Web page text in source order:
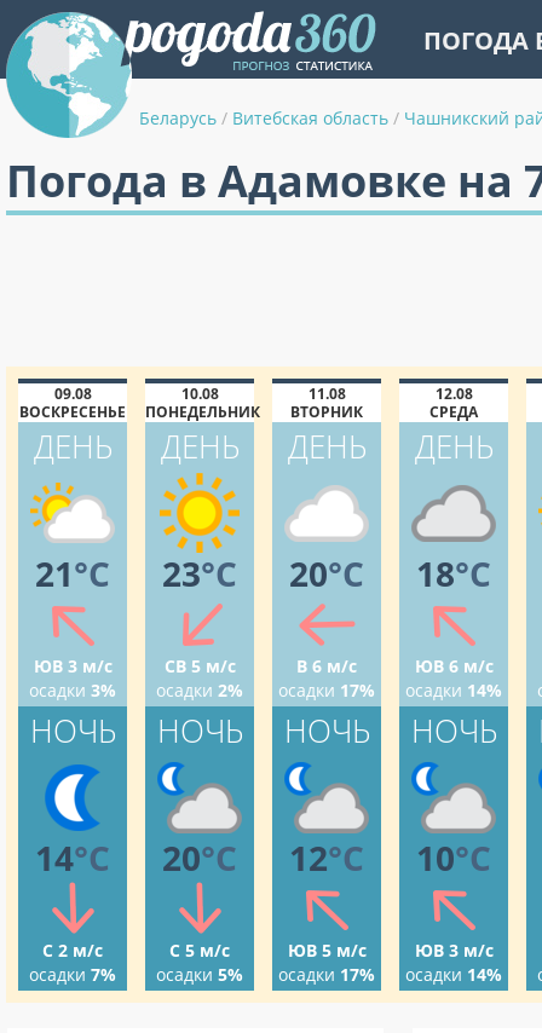
ПОГОДА
Беларусь / Витебская область / Чашникский
Погода в Адамовке на
09.08
ВОСКРЕСЕНЬЕ
ДЕНЬ
21°C
ЮВ 3 м/с
осадки 3%
НОЧЬ
14°C
С 2 м/с
осадки 7%
10.08
ПОНЕДЕЛЬНИК
ДЕНЬ
23°C
СВ 5 м/с
осадки 2%
НОЧЬ
20°C
С 5 м/с
осадки 5%
11.08
ВТОРНИК
ДЕНЬ
20°C
В 6 м/с
осадки 17%
НОЧЬ
12°C
ЮВ 5 м/с
осадки 17%
12.08
СРЕДА
ДЕНЬ
18°C
ЮВ 6 м/с
осадки 14%
НОЧЬ
10°C
ЮВ 3 м/с
осадки 14%